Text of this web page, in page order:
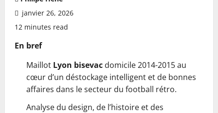
janvier 26, 2026
12 minutes read
En bref
Maillot Lyon bisevac domicile 2014-2015 au
cœur d’un déstockage intelligent et de bonnes
affaires dans le secteur du football rétro.
Analyse du design, de l’histoire et des